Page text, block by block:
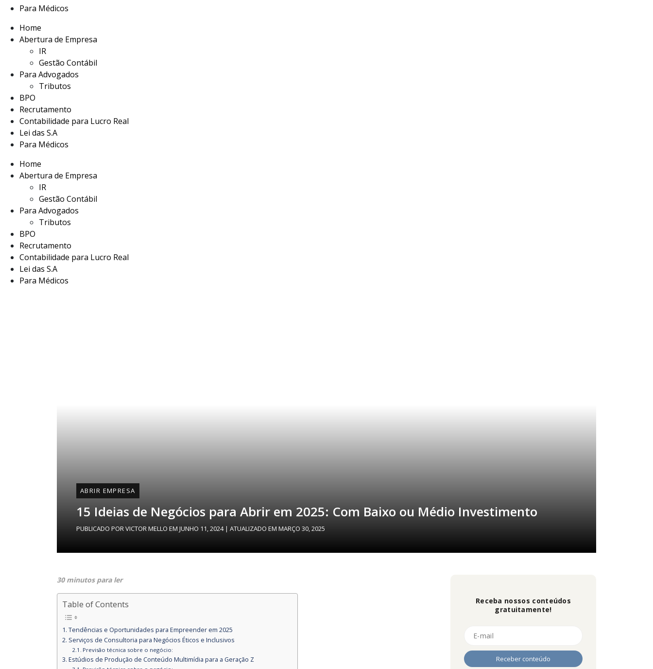
Para Médicos
Home
Abertura de Empresa
IR
Gestão Contábil
Para Advogados
Tributos
BPO
Recrutamento
Contabilidade para Lucro Real
Lei das S.A
Para Médicos
Home
Abertura de Empresa
IR
Gestão Contábil
Para Advogados
Tributos
BPO
Recrutamento
Contabilidade para Lucro Real
Lei das S.A
Para Médicos
ABRIR EMPRESA
15 Ideias de Negócios para Abrir em 2025: Com Baixo ou Médio Investimento
PUBLICADO PORVICTOR MELLO EM JUNHO 11, 2024| ATUALIZADO EM MARÇO 30, 2025
30 minutos para ler
Table of Contents
Tendências e Oportunidades para Empreender em 2025
Serviços de Consultoria para Negócios Éticos e Inclusivos
Previsão técnica sobre o negócio:
Estúdios de Produção de Conteúdo Multimídia para a Geração Z
Receba nossos conteúdos
gratuitamente!